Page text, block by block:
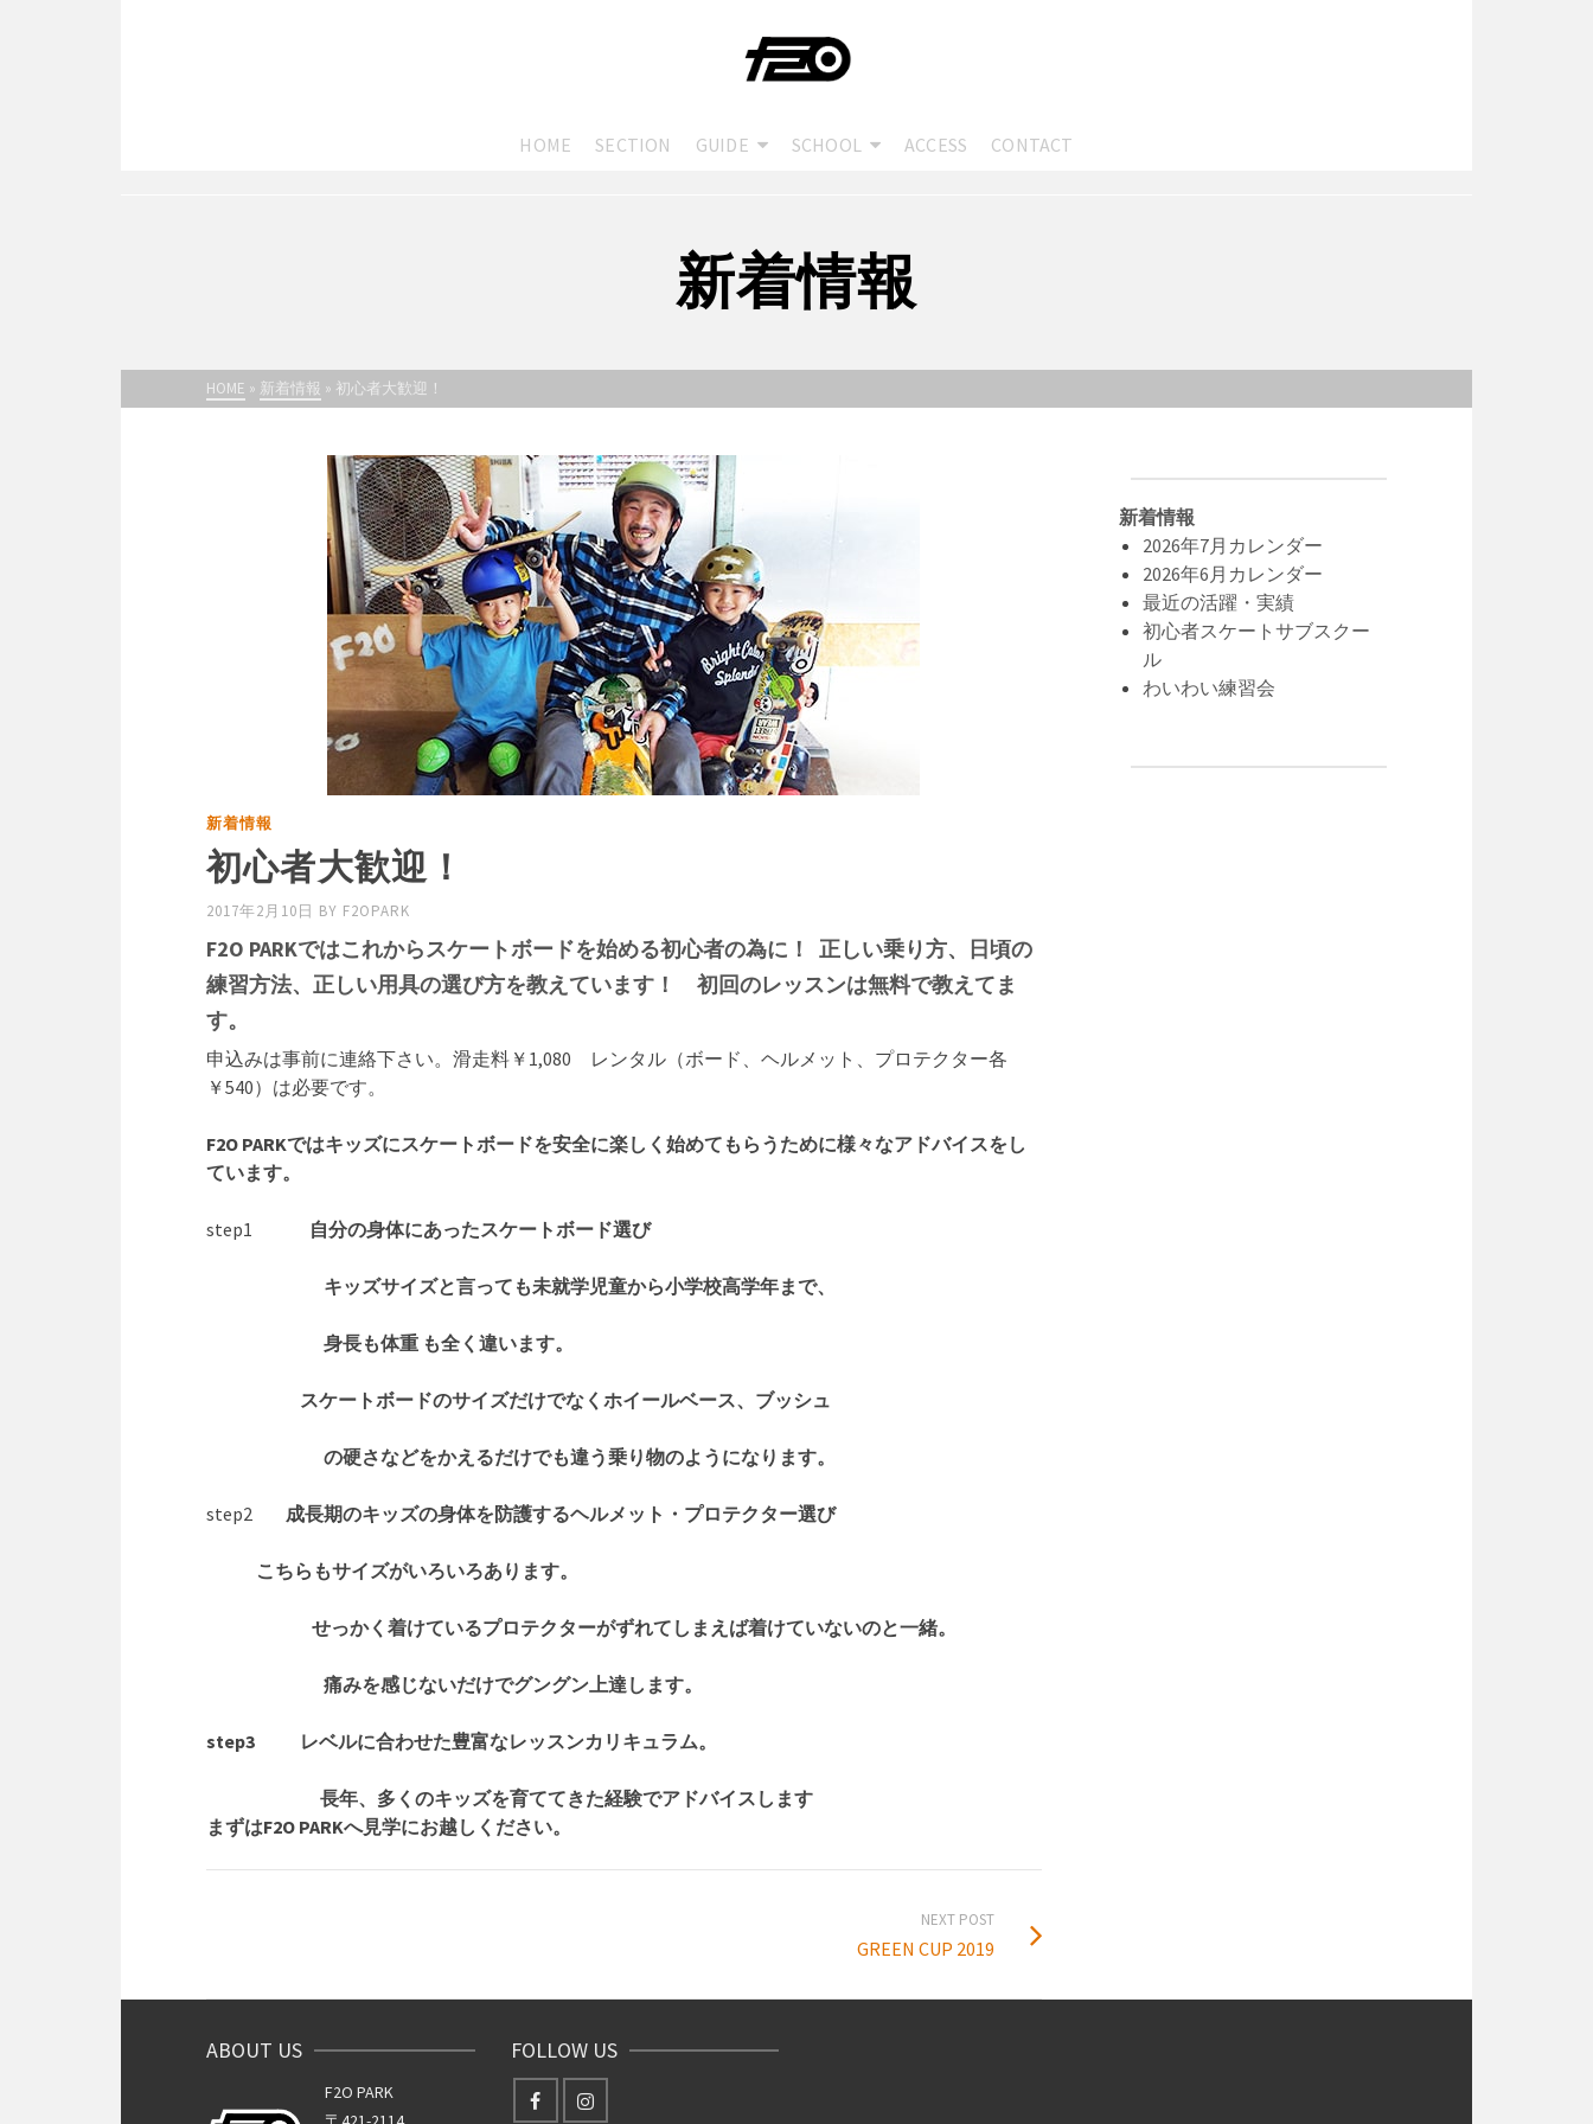
HOME SECTION GUIDE SCHOOL ACCESS CONTACT
新着情報
HOME » 新着情報 » 初心者大歓迎！
新着情報
初心者大歓迎！
2017年2月10日 BY F2OPARK
F2O PARKではこれからスケートボードを始める初心者の為に！ 正しい乗り方、日頃の
練習方法、正しい用具の選び方を教えています！ 初回のレッスンは無料で教えてま
す。
申込みは事前に連絡下さい。滑走料￥1,080 レンタル（ボード、ヘルメット、プロテクター各
￥540）は必要です。
F2O PARKではキッズにスケートボードを安全に楽しく始めてもらうために様々なアドバイスをし
ています。
step1 自分の身体にあったスケートボード選び
キッズサイズと言っても未就学児童から小学校高学年まで、
身長も体重 も全く違います。
スケートボードのサイズだけでなくホイールベース、ブッシュ
の硬さなどをかえるだけでも違う乗り物のようになります。
step2 成長期のキッズの身体を防護するヘルメット・プロテクター選び
こちらもサイズがいろいろあります。
せっかく着けているプロテクターがずれてしまえば着けていないのと一緒。
痛みを感じないだけでグングン上達します。
step3 レベルに合わせた豊富なレッスンカリキュラム。
長年、多くのキッズを育ててきた経験でアドバイスします
まずはF2O PARKへ見学にお越しください。
NEXT POST
GREEN CUP 2019
新着情報
2026年7月カレンダー
2026年6月カレンダー
最近の活躍・実績
初心者スケートサブスクー
ル
わいわい練習会
ABOUT US
F2O PARK
FOLLOW US